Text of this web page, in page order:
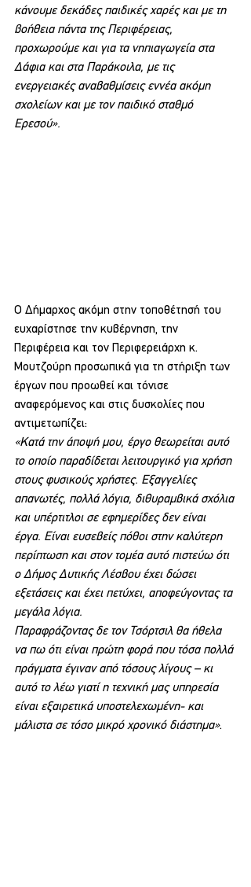
κάνουμε δεκάδες παιδικές χαρές και με τη
βοήθεια πάντα της Περιφέρειας,
προχωρούμε και για τα νηπιαγωγεία στα
Δάφια και στα Παράκοιλα, με τις
ενεργειακές αναβαθμίσεις εννέα ακόμη
σχολείων και με τον παιδικό σταθμό
Ερεσού».
Ο Δήμαρχος ακόμη στην τοποθέτησή του
ευχαρίστησε την κυβέρνηση, την
Περιφέρεια και τον Περιφερειάρχη κ.
Μουτζούρη προσωπικά για τη στήριξη των
έργων που προωθεί και τόνισε
αναφερόμενος και στις δυσκολίες που
αντιμετωπίζει:
«Κατά την άποψή μου, έργο θεωρείται αυτό
το οποίο παραδίδεται λειτουργικό για χρήση
στους φυσικούς χρήστες. Εξαγγελίες
απανωτές, πολλά λόγια, διθυραμβικά σχόλια
και υπέρτιτλοι σε εφημερίδες δεν είναι
έργα. Είναι ευσεβείς πόθοι στην καλύτερη
περίπτωση και στον τομέα αυτό πιστεύω ότι
ο Δήμος Δυτικής Λέσβου έχει δώσει
εξετάσεις και έχει πετύχει, αποφεύγοντας τα
μεγάλα λόγια.
Παραφράζοντας δε τον Τσόρτσιλ θα ήθελα
να πω ότι είναι πρώτη φορά που τόσα πολλά
πράγματα έγιναν από τόσους λίγους – κι
αυτό το λέω γιατί η τεχνική μας υπηρεσία
είναι εξαιρετικά υποστελεχωμένη- και
μάλιστα σε τόσο μικρό χρονικό διάστημα».